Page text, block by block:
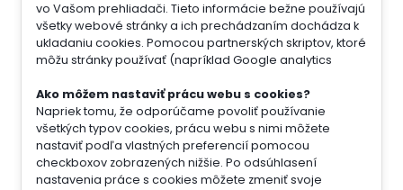
vo Vašom prehliadači. Tieto informácie bežne používajú
všetky webové stránky a ich prechádzaním dochádza k
ukladaniu cookies. Pomocou partnerských skriptov, ktoré
môžu stránky používať (napríklad Google analytics
Ako môžem nastaviť prácu webu s cookies?
Napriek tomu, že odporúčame povoliť používanie
všetkých typov cookies, prácu webu s nimi môžete
nastaviť podľa vlastných preferencií pomocou
checkboxov zobrazených nižšie. Po odsúhlasení
nastavenia práce s cookies môžete zmeniť svoje